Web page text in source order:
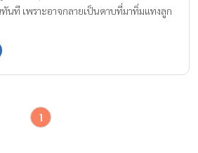
นที เพราะอาจกลายเป็นดาบที่มาทิ่มแทงลูก
1